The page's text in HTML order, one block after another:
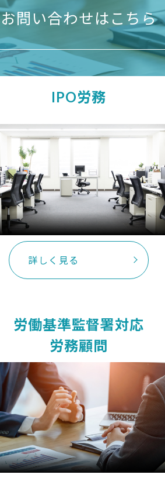
お問い合わせはこちら
IPO労務
詳しく見る
労働基準監督署対応
労務顧問